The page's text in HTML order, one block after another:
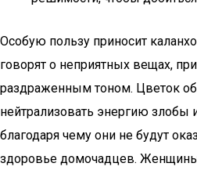
Особую пользу приносит
говорят о неприятных вещах,
раздраженным тоном. Цветок
нейтрализовать энергию злобы
благодаря чему они не будут
здоровье домочадцев. Женщины